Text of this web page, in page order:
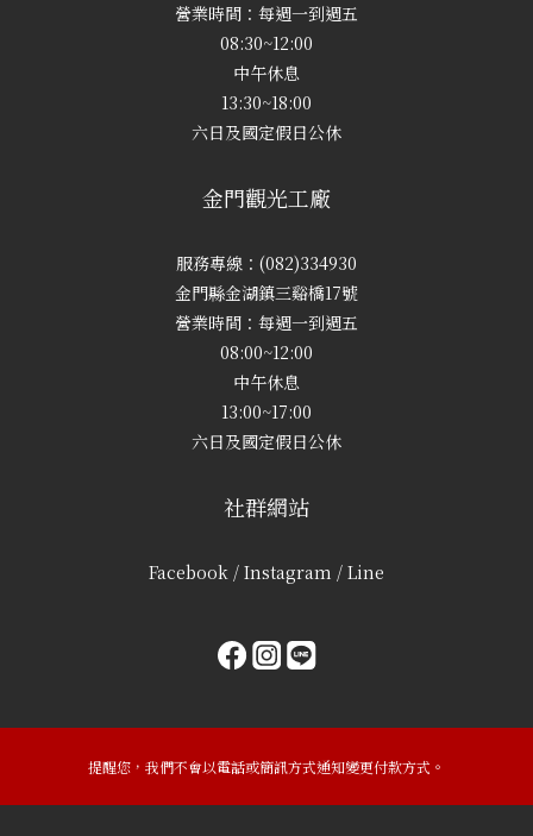
營業時間：每週一到週五
08:30~12:00
中午休息
13:30~18:00
六日及國定假日公休
金門觀光工廠
服務專線：(082)334930
金門縣金湖鎮三谿橋17號
營業時間：每週一到週五
08:00~12:00
中午休息
13:00~17:00
六日及國定假日公休
社群網站
Facebook / Instagram / Line
提醒您，我們不會以電話或簡訊方式通知變更付款方式。